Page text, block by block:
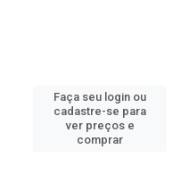
Faça seu login ou
cadastre-se para
ver preços e
comprar